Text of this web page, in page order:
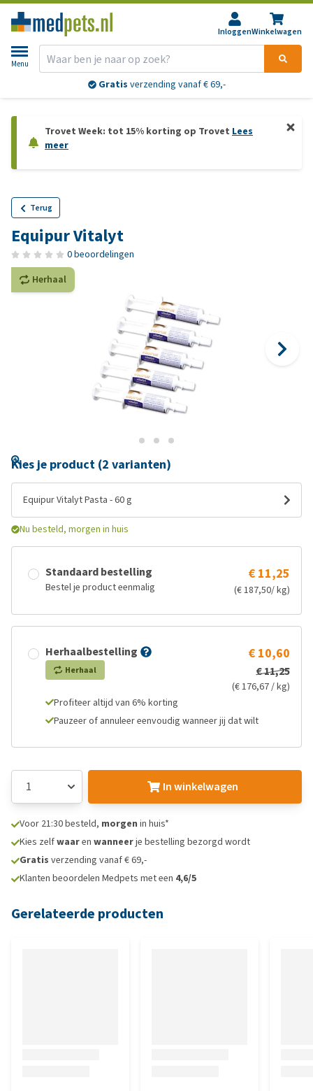
InloggenWinkelwagen
Menu
Gratis verzending vanaf € 69,-
Trovet Week: tot 15% korting op Trovet Lees
meer
Terug
Equipur Vitalyt
0 beoordelingen
Herhaal
Kies je product (2 varianten)
Equipur Vitalyt Pasta - 60 g
Nu besteld, morgen in huis
Standaard bestelling
Bestel je product eenmalig
€ 11,25
(€ 187,50/ kg)
Herhaalbestelling
Herhaal
€ 10,60
€ 11,25
(€ 176,67 / kg)
Profiteer altijd van 6% korting
Pauzeer of annuleer eenvoudig wanneer jij dat wilt
In winkelwagen
Voor 21:30 besteld, morgen in huis*
Kies zelfwaaren wanneerje bestelling bezorgd wordt
Gratis verzending vanaf € 69,-
Klanten beoordelen Medpets met een 4,6/5
Gerelateerde producten